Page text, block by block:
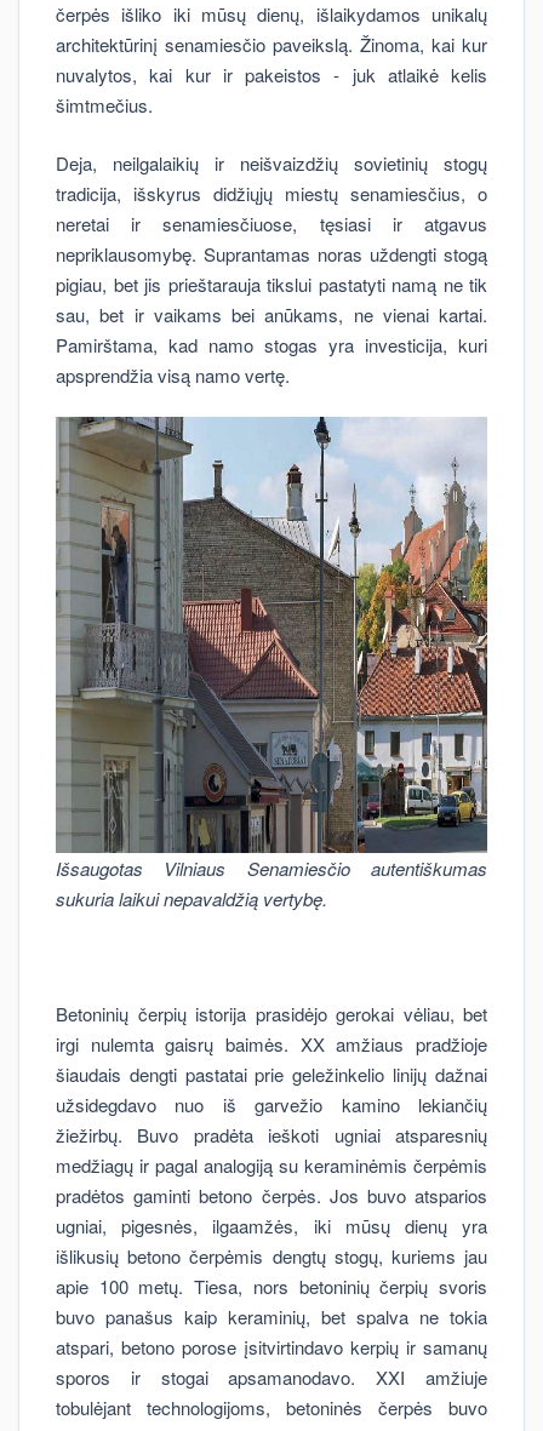
čerpės išliko iki mūsų dienų, išlaikydamos unikalų
architektūrinį senamiesčio paveikslą. Žinoma, kai kur
nuvalytos, kai kur ir pakeistos - juk atlaikė kelis
šimtmečius.
Deja, neilgalaikių ir neišvaizdžių sovietinių stogų
tradicija, išskyrus didžiųjų miestų senamiesčius, o
neretai ir senamiesčiuose, tęsiasi ir atgavus
nepriklausomybę. Suprantamas noras uždengti stogą
pigiau, bet jis prieštarauja tikslui pastatyti namą ne tik
sau, bet ir vaikams bei anūkams, ne vienai kartai.
Pamirštama, kad namo stogas yra investicija, kuri
apsprendžia visą namo vertę.
Išsaugotas Vilniaus Senamiesčio autentiškumas
sukuria laikui nepavaldžią vertybę.
Betoninių čerpių istorija prasidėjo gerokai vėliau, bet
irgi nulemta gaisrų baimės. XX amžiaus pradžioje
šiaudais dengti pastatai prie geležinkelio linijų dažnai
užsidegdavo nuo iš garvežio kamino lekiančių
žiežirbų. Buvo pradėta ieškoti ugniai atsparesnių
medžiagų ir pagal analogiją su keraminėmis čerpėmis
pradėtos gaminti betono čerpės. Jos buvo atsparios
ugniai, pigesnės, ilgaamžės, iki mūsų dienų yra
išlikusių betono čerpėmis dengtų stogų, kuriems jau
apie 100 metų. Tiesa, nors betoninių čerpių svoris
buvo panašus kaip keraminių, bet spalva ne tokia
atspari, betono porose įsitvirtindavo kerpių ir samanų
sporos ir stogai apsamanodavo. XXI amžiuje
tobulėjant technologijoms, betoninės čerpės buvo